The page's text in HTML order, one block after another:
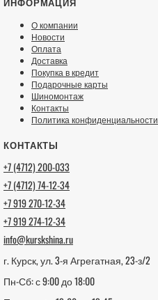
ИНФОРМАЦИЯ
О компании
Новости
Оплата
Доставка
Покупка в кредит
Подарочные карты
Шиномонтаж
Контакты
Политика конфиденциальности
КОНТАКТЫ
+7 (4712) 200-033
+7 (4712) 74-12-34
+7 919 270-12-34
+7 919 274-12-34
info@kurskshina.ru
г. Курск, ул. 3-я Агрегатная, 23-з/2
Пн-Сб: с 9:00 до 18:00